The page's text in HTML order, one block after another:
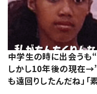
中学生の時に出会うも
しかし10年後の現在
も遠回りしたんだね」「